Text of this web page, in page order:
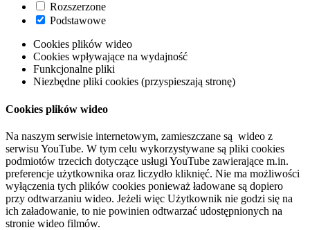
Rozszerzone
Podstawowe
Cookies plików wideo
Cookies wpływające na wydajność
Funkcjonalne pliki
Niezbędne pliki cookies (przyspieszają stronę)
Cookies plików wideo
Na naszym serwisie internetowym, zamieszczane są wideo z
serwisu YouTube. W tym celu wykorzystywane są pliki cookies
podmiotów trzecich dotyczące usługi YouTube zawierające m.in.
preferencje użytkownika oraz liczydło kliknięć. Nie ma możliwości
wyłączenia tych plików cookies ponieważ ładowane są dopiero
przy odtwarzaniu wideo. Jeżeli więc Użytkownik nie godzi się na
ich załadowanie, to nie powinien odtwarzać udostępnionych na
stronie wideo filmów.